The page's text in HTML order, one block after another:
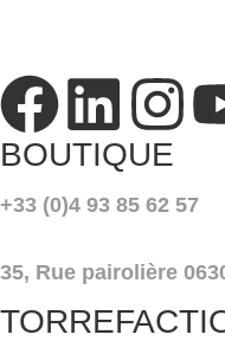
BOUTIQUE
+33 (0)4 93 85 62 57
35, Rue pairolière